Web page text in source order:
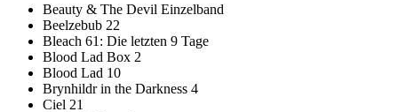
Beauty & The Devil Einzelband
Beelzebub 22
Bleach 61: Die letzten 9 Tage
Blood Lad Box 2
Blood Lad 10
Brynhildr in the Darkness 4
Ciel 21